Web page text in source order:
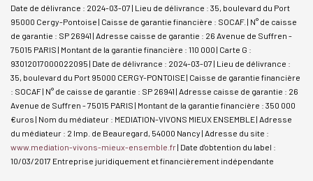
Date de délivrance : 2024-03-07 | Lieu de délivrance : 35, boulevard du Port
95000 Cergy-Pontoise | Caisse de garantie financière : SOCAF. | N° de caisse
de garantie : SP 26941 | Adresse caisse de garantie : 26 Avenue de Suffren -
75015 PARIS | Montant de la garantie financière : 110 000 | Carte G :
93012017000022095 | Date de délivrance : 2024-03-07 | Lieu de délivrance :
35, boulevard du Port 95000 CERGY-PONTOISE | Caisse de garantie financière
: SOCAF | N° de caisse de garantie : SP 26941 | Adresse caisse de garantie : 26
Avenue de Suffren - 75015 PARIS | Montant de la garantie financière : 350 000
€uros | Nom du médiateur : MEDIATION-VIVONS MIEUX ENSEMBLE | Adresse
du médiateur : 2 Imp. de Beauregard, 54000 Nancy | Adresse du site :
www.mediation-vivons-mieux-ensemble.fr| Date d'obtention du label :
10/03/2017 Entreprise juridiquement et financièrement indépendante